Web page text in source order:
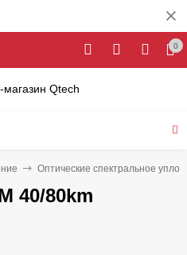
0
Оптические спектральное
40/80km